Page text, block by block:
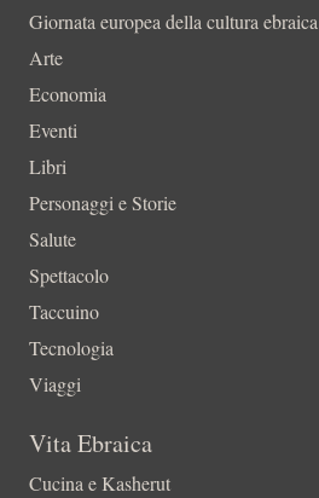
Giornata europea della cultura ebraica
Arte
Economia
Eventi
Libri
Personaggi e Storie
Salute
Spettacolo
Taccuino
Tecnologia
Viaggi
Vita Ebraica
Cucina e Kasherut